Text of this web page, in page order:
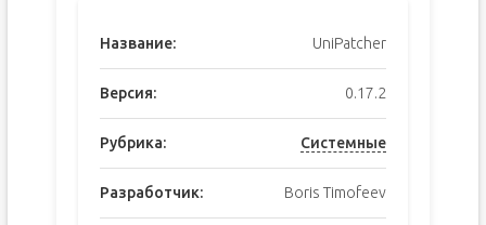
Название: UniPatcher
Версия: 0.17.2
Рубрика: Системные
Разработчик: Boris Timofeev